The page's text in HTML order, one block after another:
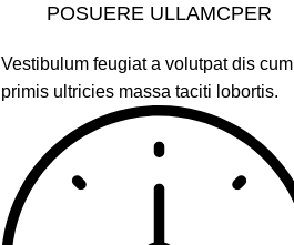
POSUERE ULLAMCPER
Vestibulum feugiat a volutpat dis cum
primis ultricies massa taciti lobortis.